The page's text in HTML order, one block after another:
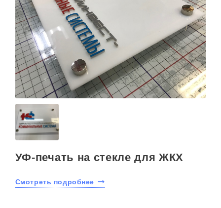
УФ-печать на стекле для ЖКХ
Смотреть подробнее